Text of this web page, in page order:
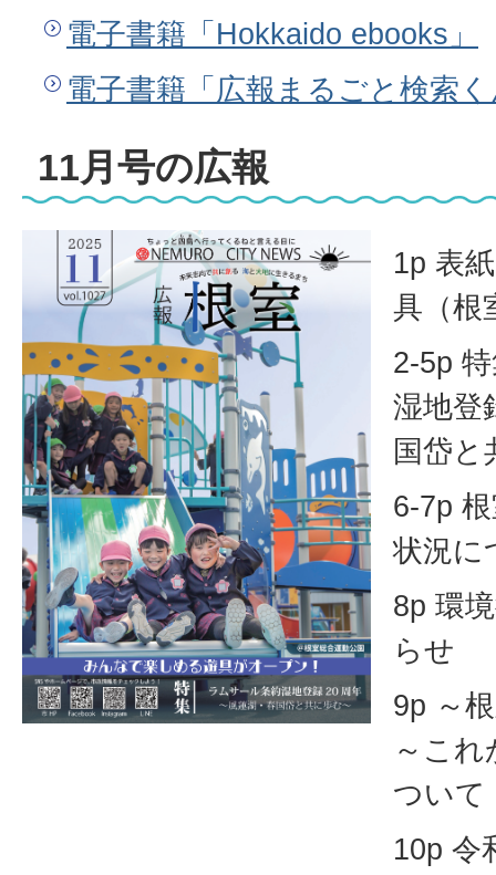
電子書籍「Hokkaido ebooks」
電子書籍「広報まるごと検索
11月号の広報
1p 表
具（根
2-5p
湿地登
国岱と
6-7p
状況に
8p 環
らせ
9p ～
～こ
ついて
10p 令